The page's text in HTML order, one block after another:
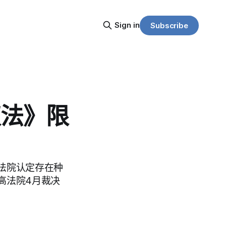
Sign in Subscribe
》限
院认定存在种
法院4月裁决